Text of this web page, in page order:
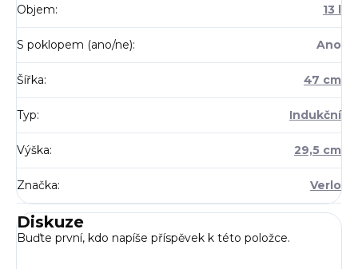
Objem: 13 l
S poklopem (ano/ne): Ano
Šířka: 47 cm
Typ: Indukční
Výška: 29,5 cm
Značka: Verlo
Diskuze
Buďte první, kdo napíše příspěvek k této položce.